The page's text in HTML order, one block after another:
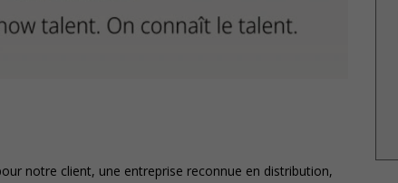
notre client, une entreprise reconnue en distribution,